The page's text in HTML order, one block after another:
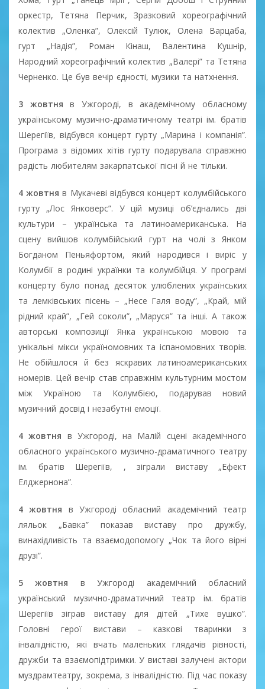
оркестр, Тетяна Перчик, Зразковий хореографічний
колектив „Оленка”, Олексій Тулюк, Олена Варцаба,
гурт „Надія”, Роман Кінаш, Валентина Кушнір,
Народний хореографічний колектив „Валері” та Тетяна
Черненко. Це був вечір єдності, музики та натхнення.
3 жовтняв Ужгороді, в академічному обласному
українському музично-драматичному театрі ім. братів
Шерегіїв, відбувся концерт гурту „Марина і компанія”.
Програма з відомих хітів гурту подарувала справжню
радість любителям закарпатської пісні й не тільки.
4 жовтняв Мукачеві відбувся концерт колумбійського
гурту „Лос Янковерс”. У цій музиці об’єднались дві
культури – українська та латиноамериканська. На
сцену вийшов колумбійський гурт на чолі з Янком
Богданом Пеньяфортом, який народився і виріс у
Колумбії в родині українки та колумбійця. У програмі
концерту було понад десяток улюблених українських
та лемківських пісень – „Несе Галя воду”, „Край, мій
рідний край”, „Гей соколи”, „Маруся” та інші. А також
авторські композиції Янка українською мовою та
унікальні мікси україномовних та іспаномовних творів.
Не обійшлося й без яскравих латиноамериканських
номерів. Цей вечір став справжнім культурним мостом
між Україною та Колумбією, подарував новий
музичний досвід і незабутні емоції.
4 жовтня в Ужгороді, на Малій сцені академічного
обласного українського музично-драматичного театру
ім. братів Шерегіїв, , зіграли виставу „Ефект
Елджернона”.
4 жовтня в Ужгороді обласний академічний театр
ляльок „Бавка” показав виставу про дружбу,
винахідливість та взаємодопомогу „Чок та його вірні
друзі”.
5 жовтня в Ужгороді академічний обласний
український музично-драматичний театр ім. братів
Шерегіїв зіграв виставу для дітей „Тихе вушко”.
Головні герої вистави – казкові тваринки з
інвалідністю, які вчать маленьких глядачів рівності,
дружби та взаємопідтримки. У виставі залучені актори
муздрамтеатру, зокрема, з інвалідністю. Під час показу